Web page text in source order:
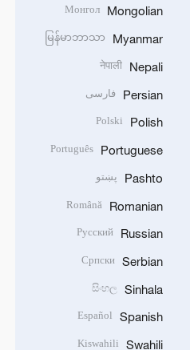
Mongolian
Монгол
Myanmar
မြန်မာဘာသာ
Nepali
नेपाली
Persian فارسی
Polish
Polski
Portuguese
Português
Pashto پښتو
Romanian
Română
Russian
Русский
Serbian
Српски
Sinhala
සිංහල
Spanish
Español
Swahili
Kiswahili